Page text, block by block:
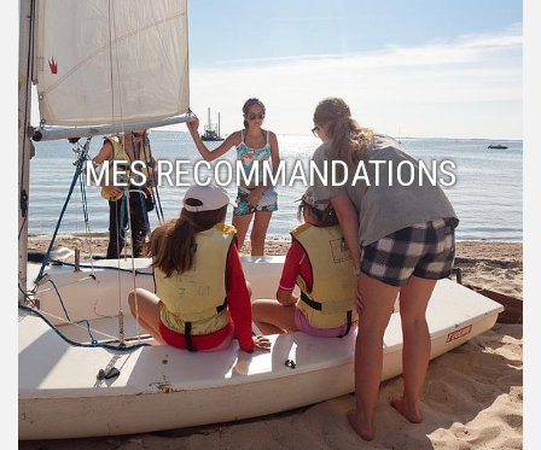
MES RECOMMANDATIONS